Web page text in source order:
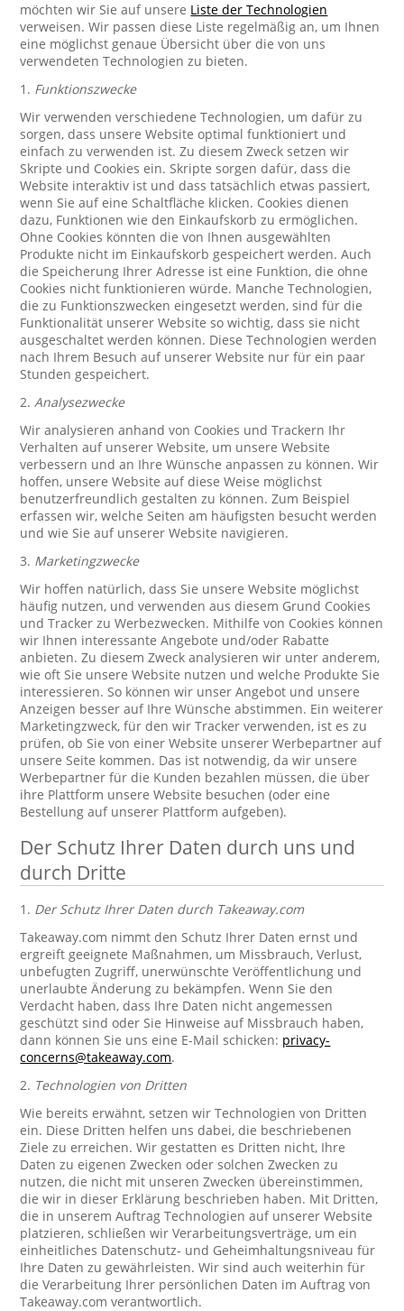
möchten wir Sie auf unsere Liste der Technologien
verweisen. Wir passen diese Liste regelmäßig an, um Ihnen
eine möglichst genaue Übersicht über die von uns
verwendeten Technologien zu bieten.
1. Funktionszwecke
Wir verwenden verschiedene Technologien, um dafür zu
sorgen, dass unsere Website optimal funktioniert und
einfach zu verwenden ist. Zu diesem Zweck setzen wir
Skripte und Cookies ein. Skripte sorgen dafür, dass die
Website interaktiv ist und dass tatsächlich etwas passiert,
wenn Sie auf eine Schaltfläche klicken. Cookies dienen
dazu, Funktionen wie den Einkaufskorb zu ermöglichen.
Ohne Cookies könnten die von Ihnen ausgewählten
Produkte nicht im Einkaufskorb gespeichert werden. Auch
die Speicherung Ihrer Adresse ist eine Funktion, die ohne
Cookies nicht funktionieren würde. Manche Technologien,
die zu Funktionszwecken eingesetzt werden, sind für die
Funktionalität unserer Website so wichtig, dass sie nicht
ausgeschaltet werden können. Diese Technologien werden
nach Ihrem Besuch auf unserer Website nur für ein paar
Stunden gespeichert.
2.Analysezwecke
Wir analysieren anhand von Cookies und Trackern Ihr
Verhalten auf unserer Website, um unsere Website
verbessern und an Ihre Wünsche anpassen zu können. Wir
hoffen, unsere Website auf diese Weise möglichst
benutzerfreundlich gestalten zu können. Zum Beispiel
erfassen wir, welche Seiten am häufigsten besucht werden
und wie Sie auf unserer Website navigieren.
3. Marketingzwecke
Wir hoffen natürlich, dass Sie unsere Website möglichst
häufig nutzen, und verwenden aus diesem Grund Cookies
und Tracker zu Werbezwecken. Mithilfe von Cookies können
wir Ihnen interessante Angebote und/oder Rabatte
anbieten. Zu diesem Zweck analysieren wir unter anderem,
wie oft Sie unsere Website nutzen und welche Produkte Sie
interessieren. So können wir unser Angebot und unsere
Anzeigen besser auf Ihre Wünsche abstimmen. Ein weiterer
Marketingzweck, für den wir Tracker verwenden, ist es zu
prüfen, ob Sie von einer Website unserer Werbepartner auf
unsere Seite kommen. Das ist notwendig, da wir unsere
Werbepartner für die Kunden bezahlen müssen, die über
ihre Plattform unsere Website besuchen (oder eine
Bestellung auf unserer Plattform aufgeben).
Der Schutz Ihrer Daten durch uns und
durch Dritte
1. Der Schutz Ihrer Daten durch Takeaway.com
Takeaway.com nimmt den Schutz Ihrer Daten ernst und
ergreift geeignete Maßnahmen, um Missbrauch, Verlust,
unbefugten Zugriff, unerwünschte Veröffentlichung und
unerlaubte Änderung zu bekämpfen. Wenn Sie den
Verdacht haben, dass Ihre Daten nicht angemessen
geschützt sind oder Sie Hinweise auf Missbrauch haben,
dann können Sie uns eine E-Mail schicken: privacy-
concerns@takeaway.com.
2. Technologien von Dritten
Wie bereits erwähnt, setzen wir Technologien von Dritten
ein. Diese Dritten helfen uns dabei, die beschriebenen
Ziele zu erreichen. Wir gestatten es Dritten nicht, Ihre
Daten zu eigenen Zwecken oder solchen Zwecken zu
nutzen, die nicht mit unseren Zwecken übereinstimmen,
die wir in dieser Erklärung beschrieben haben. Mit Dritten,
die in unserem Auftrag Technologien auf unserer Website
platzieren, schließen wir Verarbeitungsverträge, um ein
einheitliches Datenschutz- und Geheimhaltungsniveau für
Ihre Daten zu gewährleisten. Wir sind auch weiterhin für
die Verarbeitung Ihrer persönlichen Daten im Auftrag von
Takeaway.com verantwortlich.